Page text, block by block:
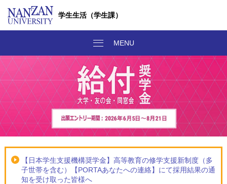
学生生活（学生課）
【日本学生支援機構奨学金】高等教育の修学支援新制度（多
子世帯を含む）【PORTAあなたへの連絡】にて採用結果の通
知を受け取った皆様へ